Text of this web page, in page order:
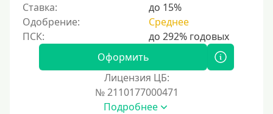
30000 руб
30000 руб на год
35000 руб
40000 руб
Ставка:
до 15%
Одобрение:
Среднее
Оформить
Лицензия ЦБ:
№ 2110177000471
Подробнее